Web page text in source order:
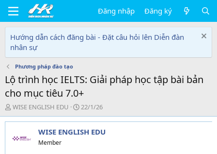
Đăng nhập Đăng ký
Hướng dẫn cách đăng bài - Đặt câu hỏi lên Diễn đàn
nhân sự
Phương pháp đào tạo
Lộ trình học IELTS: Giải pháp học tập bài bản
cho mục tiêu 7.0+
T
h
r
a
WISE ENGLISH EDU
N
g
à
y
22/1/26
WISE ENGLISH EDU
Member